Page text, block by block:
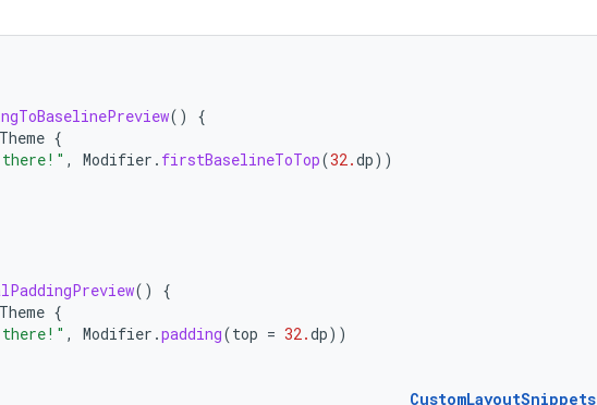
()
{
{
, Modifier . firstBaselineToTop(32.dp))
()
{
{
, Modifier .padding(top = 32.dp))
CustomLayoutSnippets